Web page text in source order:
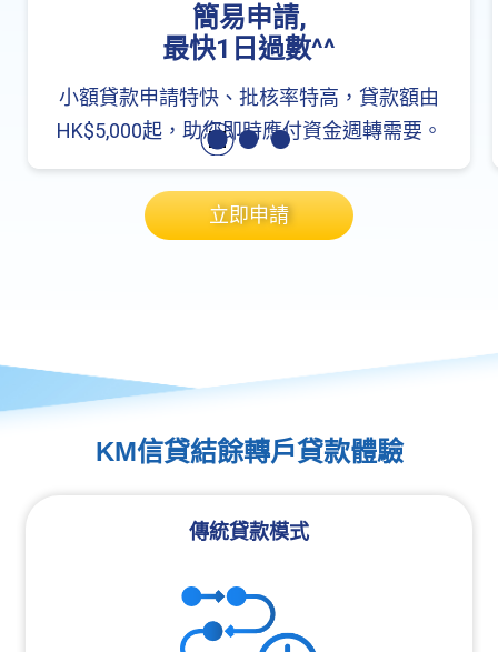
簡易申請,
最快1日過數^^
小額貸款申請特快、批核率特高，貸款額由
HK$5,000起，助您即時應付資金週轉需要。
立即申請
KM信貸結餘轉戶貸款體驗
傳統貸款模式